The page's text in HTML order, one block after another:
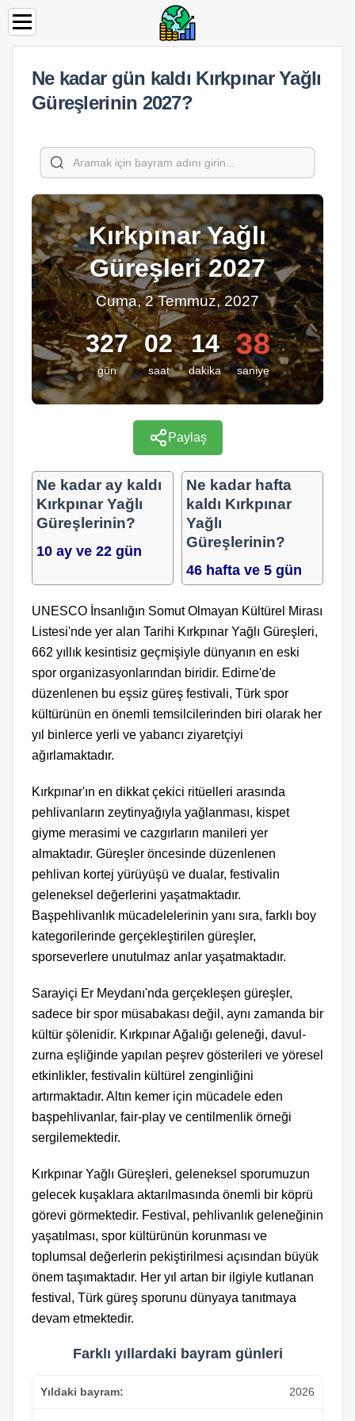
Ne kadar gün kaldı Kırkpınar Yağlı
Güreşlerinin 2027?
Kırkpınar Yağlı
Güreşleri 2027
Cuma, 2 Temmuz, 2027
327
gün
02
saat
14
dakika
38
saniye
Paylaş
Ne kadar ay kaldı
Kırkpınar Yağlı
Güreşlerinin?
10 ay ve 22 gün
Ne kadar hafta
kaldı Kırkpınar
Yağlı
Güreşlerinin?
46 hafta ve 5 gün
UNESCO İnsanlığın Somut Olmayan Kültürel Mirası
Listesi'nde yer alan Tarihi Kırkpınar Yağlı Güreşleri,
662 yıllık kesintisiz geçmişiyle dünyanın en eski
spor organizasyonlarından biridir. Edirne'de
düzenlenen bu eşsiz güreş festivali, Türk spor
kültürünün en önemli temsilcilerinden biri olarak her
yıl binlerce yerli ve yabancı ziyaretçiyi
ağırlamaktadır.
Kırkpınar'ın en dikkat çekici ritüelleri arasında
pehlivanların zeytinyağıyla yağlanması, kispet
giyme merasimi ve cazgırların manileri yer
almaktadır. Güreşler öncesinde düzenlenen
pehlivan kortej yürüyüşü ve dualar, festivalin
geleneksel değerlerini yaşatmaktadır.
Başpehlivanlık mücadelelerinin yanı sıra, farklı boy
kategorilerinde gerçekleştirilen güreşler,
sporseverlere unutulmaz anlar yaşatmaktadır.
Sarayiçi Er Meydanı'nda gerçekleşen güreşler,
sadece bir spor müsabakası değil, aynı zamanda bir
kültür şölenidir. Kırkpınar Ağalığı geleneği, davul-
zurna eşliğinde yapılan peşrev gösterileri ve yöresel
etkinlikler, festivalin kültürel zenginliğini
artırmaktadır. Altın kemer için mücadele eden
başpehlivanlar, fair-play ve centilmenlik örneği
sergilemektedir.
Kırkpınar Yağlı Güreşleri, geleneksel sporumuzun
gelecek kuşaklara aktarılmasında önemli bir köprü
görevi görmektedir. Festival, pehlivanlık geleneğinin
yaşatılması, spor kültürünün korunması ve
toplumsal değerlerin pekiştirilmesi açısından büyük
önem taşımaktadır. Her yıl artan bir ilgiyle kutlanan
festival, Türk güreş sporunu dünyaya tanıtmaya
devam etmektedir.
Farklı yıllardaki bayram günleri
2026